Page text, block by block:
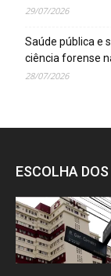
29/07/2026
Saúde pública e
ciência forense
28/07/2026
ESCOLHA